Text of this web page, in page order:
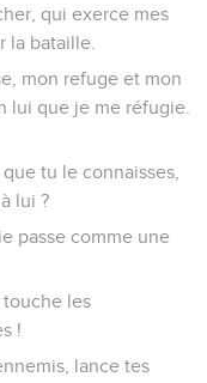
qui exerce mes
la bataille.
mon refuge et mon
lui que je me réfugie.
tu le connaisses,
lui ?
passe comme une
les
!
lance tes